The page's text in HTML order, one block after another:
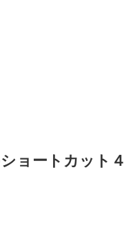
ョートカット４